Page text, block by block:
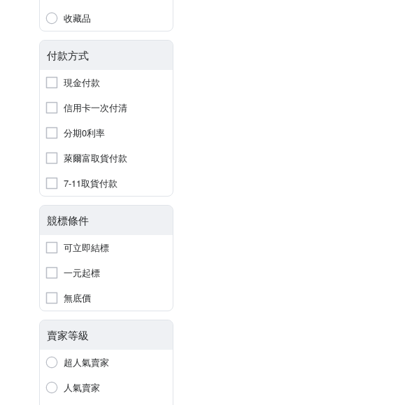
收藏品
付款方式
現金付款
信用卡一次付清
分期0利率
萊爾富取貨付款
7-11取貨付款
競標條件
可立即結標
一元起標
無底價
賣家等級
超人氣賣家
人氣賣家